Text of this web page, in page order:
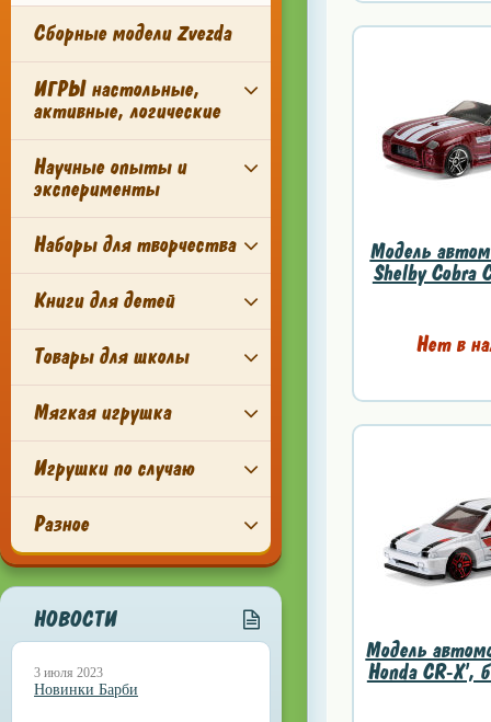
Сборные модели Zvezda
ИГРЫ настольные,
активные, логические
Научные опыты и
эксперименты
Наборы для творчества
Книги для детей
Товары для школы
Мягкая игрушка
Игрушки по случаю
Разное
НОВОСТИ
3 июля 2023
Новинки Барби
Модель
Shelby Cobra
Нет в
Модель
Honda CR-X',